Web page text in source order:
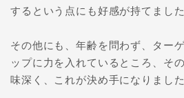
するという点にも好感が持てました
その他にも、年齢を問わず、ター
ップに力を入れているところ、そ
味深く、これが決め手になりました